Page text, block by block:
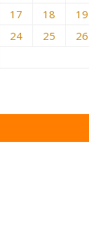
17 18 19
24 25 26